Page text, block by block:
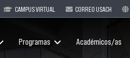
CAMPUS VIRTUAL CORREO USACH
Programas Académicos/as